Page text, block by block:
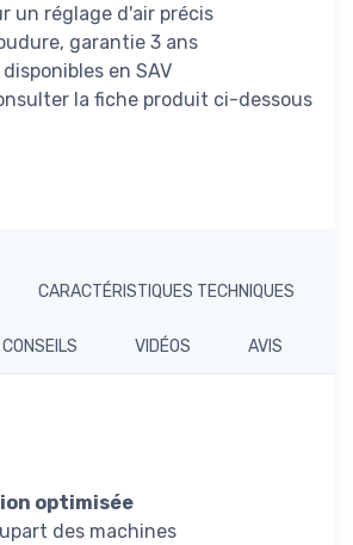
un réglage d'air précis
garantie 3 ans
en SAV
la fiche produit ci-dessous
CARACTÉRISTIQUES TECHNIQUES
CONSEILS VIDÉOS AVIS
optimisée
des machines